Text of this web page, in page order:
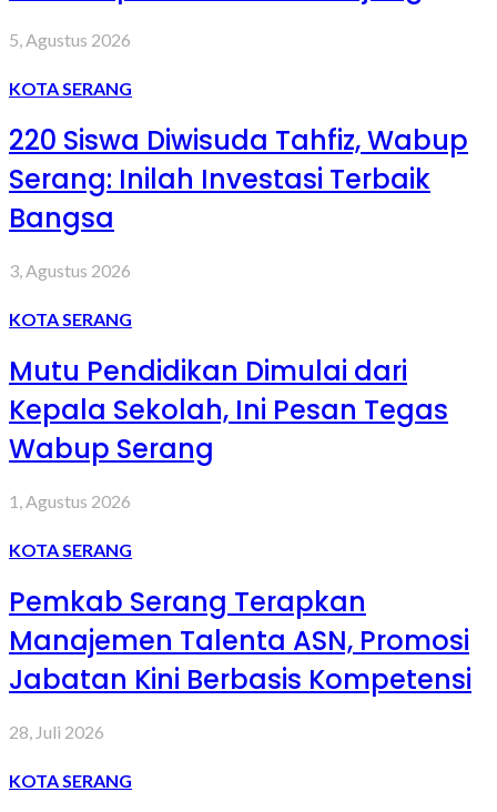
5, Agustus 2026
KOTA SERANG
220 Siswa Diwisuda Tahfiz, Wabup
Serang: Inilah Investasi Terbaik
Bangsa
3, Agustus 2026
KOTA SERANG
Mutu Pendidikan Dimulai dari
Kepala Sekolah, Ini Pesan Tegas
Wabup Serang
1, Agustus 2026
KOTA SERANG
Pemkab Serang Terapkan
Manajemen Talenta ASN, Promosi
Jabatan Kini Berbasis Kompetensi
28, Juli 2026
KOTA SERANG